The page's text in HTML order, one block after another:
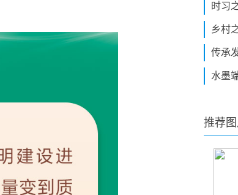
时习
传承
水墨
推荐